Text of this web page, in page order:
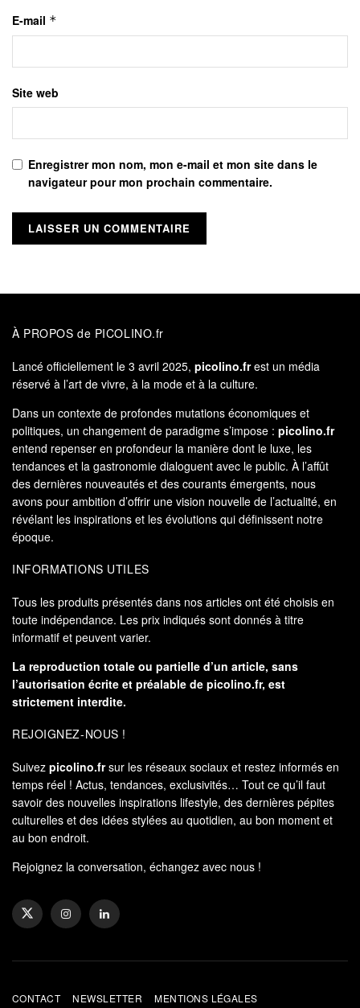
E-mail *
Site web
Enregistrer mon nom, mon e-mail et mon site dans le
navigateur pour mon prochain commentaire.
À PROPOS de PICOLINO.fr
Lancé officiellement le 3 avril 2025, picolino.frest un média
réservé à l’art de vivre, à la mode et à la culture.
Dans un contexte de profondes mutations économiques et
politiques, un changement de paradigme s’impose : picolino.fr
entend repenser en profondeur la manière dont le luxe, les
tendances et la gastronomie dialoguent avec le public. À l’affût
des dernières nouveautés et des courants émergents, nous
avons pour ambition d’offrir une vision nouvelle de l’actualité, en
révélant les inspirations et les évolutions qui définissent notre
époque.
INFORMATIONS UTILES
Tous les produits présentés dans nos articles ont été choisis en
toute indépendance. Les prix indiqués sont donnés à titre
informatif et peuvent varier.
La reproduction totale ou partielle d’un article, sans
l’autorisation écrite et préalable de picolino.fr, est
strictement interdite.
REJOIGNEZ-NOUS !
Suivez picolino.frsur les réseaux sociaux et restez informés en
temps réel ! Actus, tendances, exclusivités… Tout ce qu’il faut
savoir des nouvelles inspirations lifestyle, des dernières pépites
culturelles et des idées stylées au quotidien, au bon moment et
au bon endroit.
Rejoignez la conversation, échangez avec nous !
CONTACT NEWSLETTER
MENTIONS LÉGALES